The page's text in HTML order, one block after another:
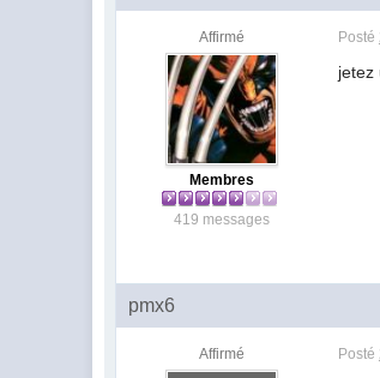
Affirmé
Membres
419 messages
Posté
jetez
pmx6
Affirmé Posté